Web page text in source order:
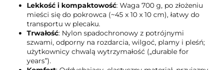
Lekkość i kompaktowość: Waga 700 g, po złożeniu
mieści się do pokrowca (~45 x 10 x 10 cm), łatwy do
transportu w plecaku.
Trwałość: Nylon spadochronowy z potrójnymi
szwami, odporny na rozdarcia, wilgoć, plamy i pleśń;
użytkownicy chwalą wytrzymałość („durable for
years”).